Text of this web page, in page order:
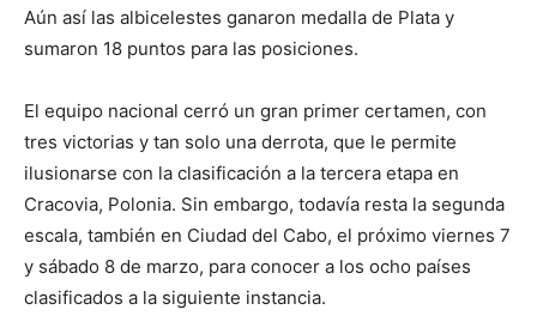
Aún así las albicelestes ganaron medalla de Plata y
sumaron 18 puntos para las posiciones.
El equipo nacional cerró un gran primer certamen, con
tres victorias y tan solo una derrota, que le permite
ilusionarse con la clasificación a la tercera etapa en
Cracovia, Polonia. Sin embargo, todavía resta la segunda
escala, también en Ciudad del Cabo, el próximo viernes 7
y sábado 8 de marzo, para conocer a los ocho países
clasificados a la siguiente instancia.